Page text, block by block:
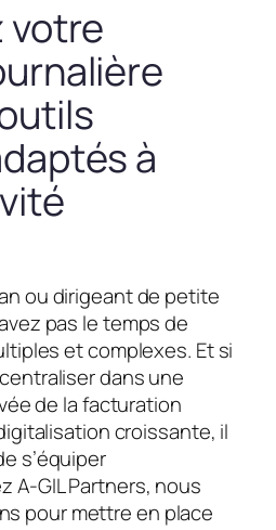
votre
à
ou dirigeant de petite
pas le temps de
et complexes. Et si
dans une
de la facturation
croissante, il
s’équiper
A-GIL Partners, nous
pour mettre en place